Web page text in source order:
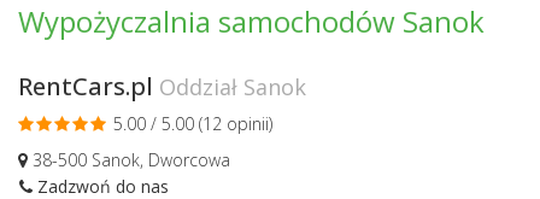
Wypożyczalnia samochodów Sanok
RentCars.pl Oddział Sanok
5.00 / 5.00 (12 opinii)
38-500 Sanok, Dworcowa
Zadzwoń do nas